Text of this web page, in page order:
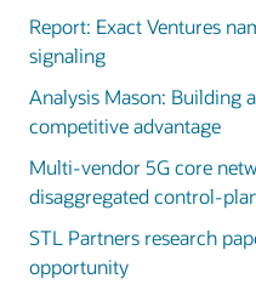
Report: Exact Ventures
signaling
Analysis Mason: Building
competitive advantage
Multi-vendor 5G core
disaggregated control-
STL Partners research
opportunity